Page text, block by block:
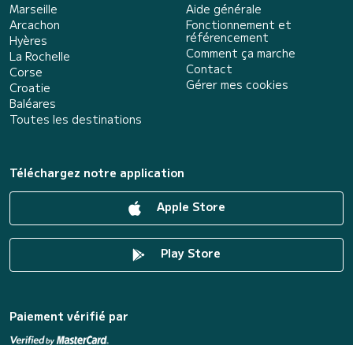
Marseille
Arcachon
Hyères
La Rochelle
Corse
Croatie
Baléares
Toutes les destinations
Aide générale
Fonctionnement et
référencement
Comment ça marche
Contact
Gérer mes cookies
Téléchargez notre application
Apple Store
Play Store
Paiement vérifié par